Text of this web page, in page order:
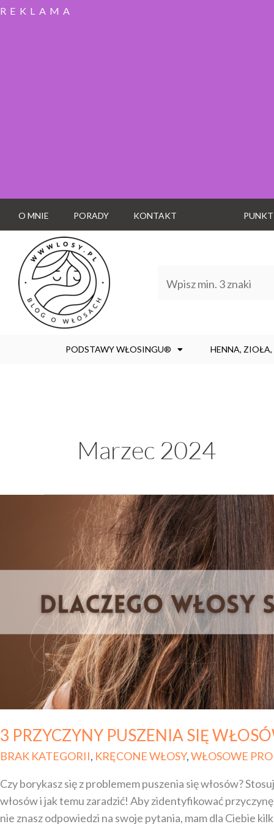
REKLAMA
O MNIE PORADY KONTAKT
PODSTAWY WŁOSINGU® HENNA, ZIOŁA,
Marzec 2024
3 PRZYCZYNY PUSZENIA SIĘ
BRAK KATEGORII, KRĘCONE WŁOSY,WŁOSOWE
Czy borykasz się z problemem puszenia się włosów?
włosów i jak temu zaradzić! Aby zidentyfikować
nie znasz odpowiedzi na swoje pytania, mam dla Ciebie
WŁOSÓW